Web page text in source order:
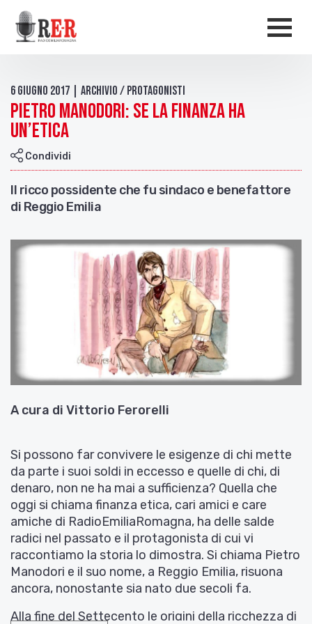
Salta al contenuto principale
6 Giugno 2017 | Archivio / Protagonisti
Pietro Manodori: se la finanza ha
un’etica
Condividi
Il ricco possidente che fu sindaco e benefattore
di Reggio Emilia
A cura di Vittorio Ferorelli
Si possono far convivere le esigenze di chi mette
da parte i suoi soldi in eccesso e quelle di chi, di
denaro, non ne ha mai a sufficienza? Quella che
oggi si chiama finanza etica, cari amici e care
amiche di RadioEmiliaRomagna, ha delle salde
radici nel passato e il protagonista di cui vi
raccontiamo la storia lo dimostra. Si chiama Pietro
Manodori e il suo nome, a Reggio Emilia, risuona
ancora, nonostante sia nato due secoli fa.
Alla fine del Settecento le origini della ricchezza di